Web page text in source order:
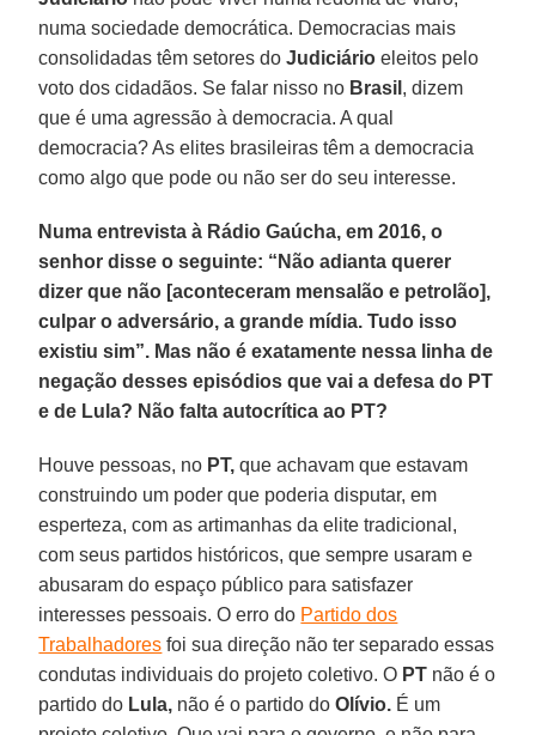
numa sociedade democrática. Democracias mais
consolidadas têm setores doJudiciário eleitos pelo
voto dos cidadãos. Se falar nisso no Brasil , dizem
que é uma agressão à democracia. A qual
democracia? As elites brasileiras têm a democracia
como algo que pode ou não ser do seu interesse.
Numa entrevista à Rádio Gaúcha, em 2016, o
senhor disse o seguinte: “Não adianta querer
dizer que não [aconteceram mensalão e petrolão],
culpar o adversário, a grande mídia. Tudo isso
existiu sim”. Mas não é exatamente nessa linha de
negação desses episódios que vai a defesa do PT
e de Lula? Não falta autocrítica ao PT?
Houve pessoas, no PT, que achavam que estavam
construindo um poder que poderia disputar, em
esperteza, com as artimanhas da elite tradicional,
com seus partidos históricos, que sempre usaram e
abusaram do espaço público para satisfazer
interesses pessoais. O erro do Partido dos
Trabalhadores foi sua direção não ter separado essas
condutas individuais do projeto coletivo. O PT não é o
partido do Lula, não é o partido doOlívio. É um